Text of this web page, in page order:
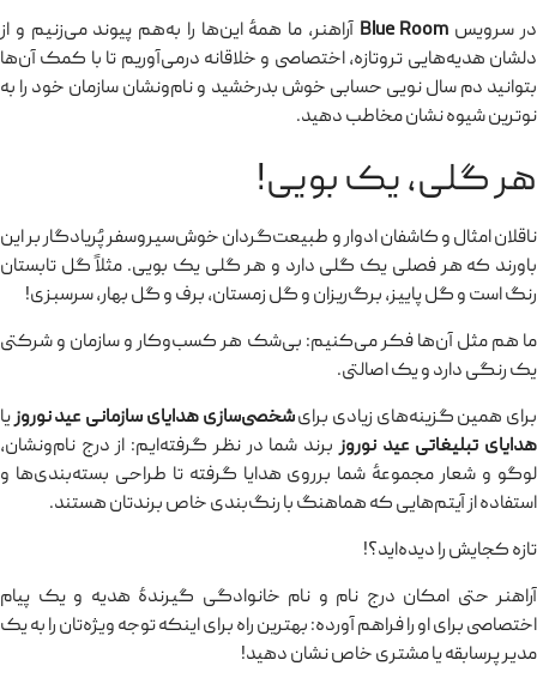
در سرویس Blue Room آراهنر، ما همهٔ این‌ها را به‌هم پیوند می‌زنیم و از
دلشان هدیه‌هایی تروتازه، اختصاصی و خلاقانه درمی‌آوریم تا با کمک آن‌ها
بتوانید دم سال نویی حسابی خوش بدرخشید و نام‌ونشان سازمان خود را به
نوترین شیوه نشان مخاطب دهید.
هر گلی، یک بویی!
ناقلان امثال و کاشفان ادوار و طبیعت‌گردان خوش‌سیروسفر پُریادگار بر این
باورند که هر فصلی یک گلی دارد و هر گلی یک بویی. مثلاً گل تابستان
رنگ است و گل پاییز، برگ‌ریزان و گل زمستان، برف و گل بهار، سرسبزی!
ما هم مثل آن‌ها فکر می‌کنیم: بی‌شک هر کسب‌وکار و سازمان و شرکتی
یک رنگی دارد و یک اصالتی.
برای همین گزینه‌های زیادی برایشخصی‌سازی هدایای سازمانی عید نوروزیا
هدایای تبلیغاتی عید نوروزبرند شما در نظر گرفته‌ایم: از درج نام‌ونشان،
لوگو و شعار مجموعهٔ شما برروی هدایا گرفته تا طراحی بسته‌بندی‌ها و
استفاده از آیتم‌هایی که هماهنگ با رنگ‌بندی خاص برندتان هستند.
تازه کجایش را دیده‌اید؟!
آراهنر حتی امکان درج نام و نام خانوادگی گیرندهٔ هدیه و یک پیام
اختصاصی برای او را فراهم آورده: بهترین راه برای اینکه توجه ویژه‌تان را به یک
مدیر پرسابقه یا مشتری خاص نشان دهید!